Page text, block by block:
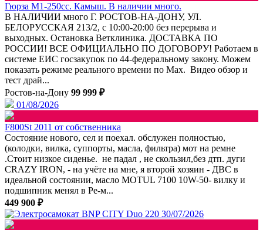
Гюрза М1-250сс. Камыш. В наличии много.
В НАЛИЧИИ много Г. РОСТОВ-НА-ДОНУ, УЛ.
БЕЛОРУССКАЯ 213/2, с 10:00-20:00 без перерыва и
выходных. Остановка Ветклиника. ДОСТАВКА ПО
РОССИИ! ВСЕ ОФИЦИАЛЬНО ПО ДОГОВОРУ! Работаем в
системе ЕИС госзакупок по 44-федеральному закону. Можем
показать режиме реального времени по Max. Видео обзор и
тест драй...
Ростов-на-Дону 99 999 ₽
01/08/2026
F800St 2011 от собственника
Состояние нового, сел и поехал. обслужен полностью,
(колодки, вилка, суппорты, масла, фильтра) мот на ремне
.Стоит низкое сиденье. не падал , не скользил,без дтп. дуги
CRAZY IRON, - на учёте на мне, я второй хозяин - ДВС в
идeальной coстoянии, мacлo МОТUL 7100 10W-50- вилку и
подшипник менял в Ре-м...
449 900 ₽
30/07/2026